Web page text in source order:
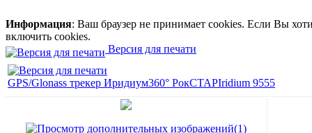
Информация: Ваш браузер не принимает cookies. Если Вы
включить cookies.
Версия для печати
GPS/Glonass трекер Иридиум360° РокСТАРIridium 9555